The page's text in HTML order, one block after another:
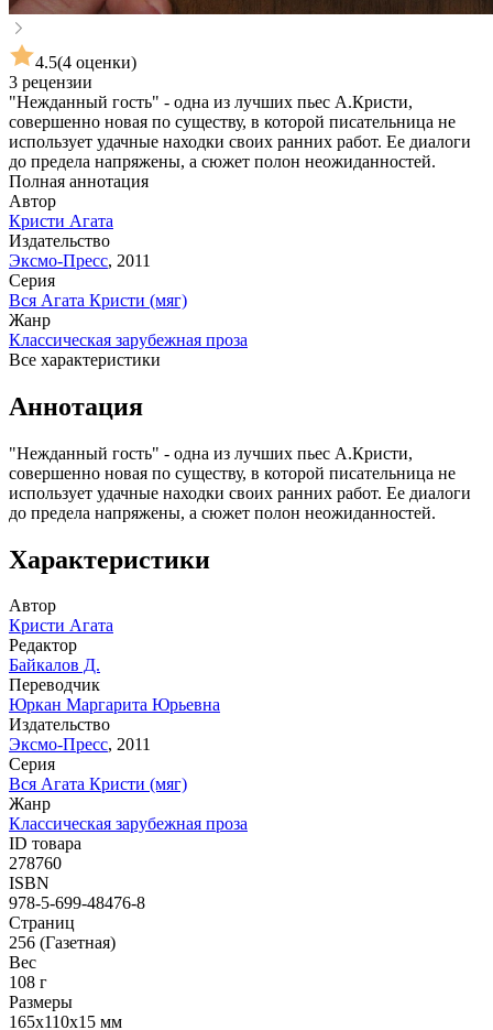
4.5(4 оценки)
3 рецензии
"Нежданный гость" - одна из лучших пьес А.Кристи,
совершенно новая по существу, в которой писательница не
использует удачные находки своих ранних работ. Ее диалоги
до предела напряжены, а сюжет полон неожиданностей.
Полная аннотация
Автор
Кристи Агата
Издательство
Эксмо-Пресс, 2011
Серия
Вся Агата Кристи (мяг)
Жанр
Классическая зарубежная проза
Все характеристики
Аннотация
"Нежданный гость" - одна из лучших пьес А.Кристи,
совершенно новая по существу, в которой писательница не
использует удачные находки своих ранних работ. Ее диалоги
до предела напряжены, а сюжет полон неожиданностей.
Характеристики
Автор
Кристи Агата
Редактор
Байкалов Д.
Переводчик
Юркан Маргарита Юрьевна
Издательство
Эксмо-Пресс, 2011
Серия
Вся Агата Кристи (мяг)
Жанр
Классическая зарубежная проза
ID товара
278760
ISBN
978-5-699-48476-8
Страниц
256 (Газетная)
Вес
108 г
Размеры
165x110x15 мм